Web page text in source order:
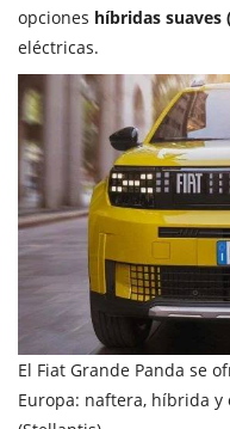
opciones híbridas
eléctricas.
El Fiat Grande Panda se
Europa: naftera, híbrida y